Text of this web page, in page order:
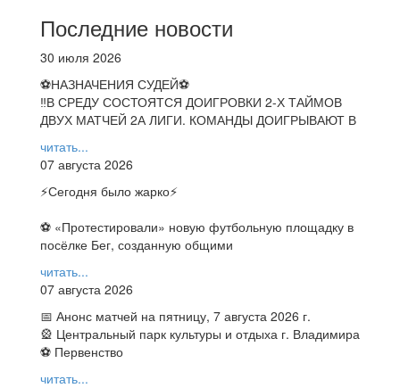
Последние новости
30 июля 2026
⚽НАЗНАЧЕНИЯ СУДЕЙ⚽
‼В СРЕДУ СОСТОЯТСЯ ДОИГРОВКИ 2-Х ТАЙМОВ
ДВУХ МАТЧЕЙ 2А ЛИГИ. КОМАНДЫ ДОИГРЫВАЮТ В
читать...
07 августа 2026
⚡️Сегодня было жарко⚡️
⚽ ️«Протестировали» новую футбольную площадку в
посёлке Бег, созданную общими
читать...
07 августа 2026
📅 Анонс матчей на пятницу, 7 августа 2026 г.
🎡 Центральный парк культуры и отдыха г. Владимира
⚽ Первенство
читать...